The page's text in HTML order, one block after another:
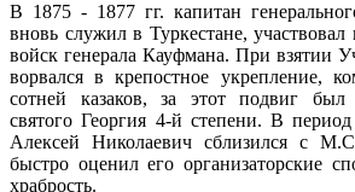
В 1875 - 1877 гг. капитан
вновь служил в Туркестане,
войск генерала Кауфмана. При взятии
ворвался в крепостное укрепление,
сотней казаков, за этот подвиг был
святого Георгия 4-й степени. В
Алексей Николаевич сблизился с
быстро оценил его организаторские
храбрость.